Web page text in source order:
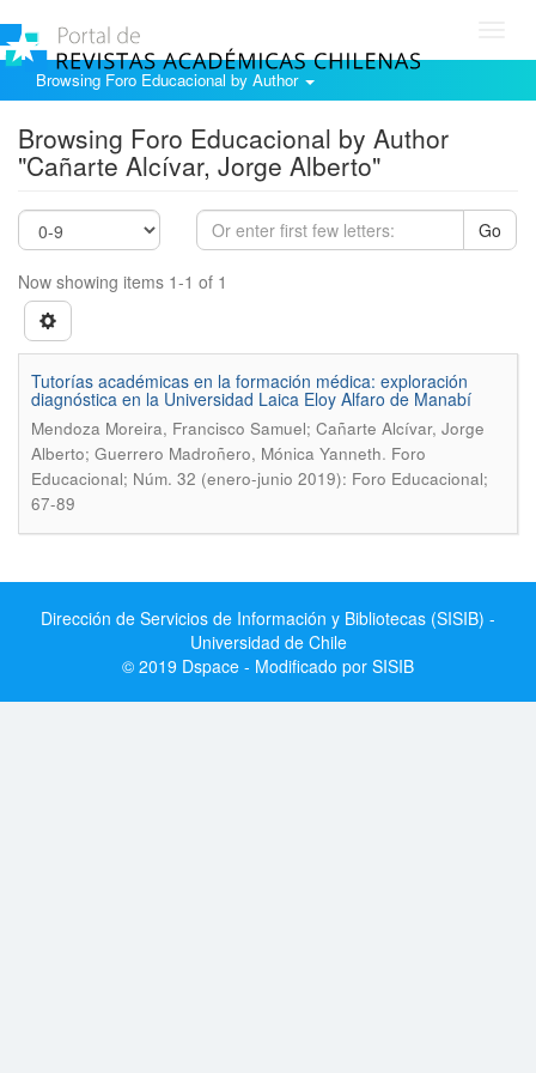
Browsing Foro Educacional by Author
Browsing Foro Educacional by Author
"Cañarte Alcí­var, Jorge Alberto"
Go
Now showing items 1-1 of 1
Tutorí­as académicas en la formación médica: exploración
diagnóstica en la Universidad Laica Eloy Alfaro de Manabí­
Mendoza Moreira, Francisco Samuel; Cañarte Alcí­var, Jorge
Alberto; Guerrero Madroñero, Mónica Yanneth. Foro
Educacional; Núm. 32 (enero-junio 2019): Foro Educacional;
67-89
Dirección de Servicios de Información y Bibliotecas (SISIB) -
Universidad de Chile
© 2019 Dspace - Modificado por SISIB